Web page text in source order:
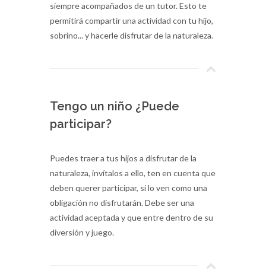
siempre acompañados de un tutor. Esto te
permitirá compartir una actividad con tu hijo,
sobrino... y hacerle disfrutar de la naturaleza.
Tengo un niño ¿Puede
participar?
Puedes traer a tus hijos a disfrutar de la
naturaleza, invítalos a ello, ten en cuenta que
deben querer participar, si lo ven como una
obligación no disfrutarán. Debe ser una
actividad aceptada y que entre dentro de su
diversión y juego.